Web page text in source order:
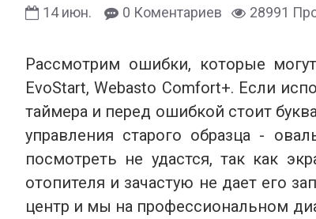
14 июн. 0 Коментариев 28991
Рассмотрим ошибки, которые
EvoStart, Webasto Comfort+. Если
таймера и перед ошибкой стоит
управления старого образца -
посмотреть не удастся, так как
отопителя и зачастую не дает его
центр и мы на профессиональном